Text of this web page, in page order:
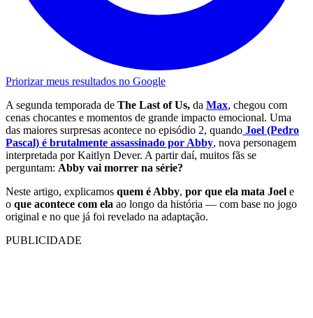
Priorizar meus resultados no Google
A segunda temporada de The Last of Us, da Max, chegou com
cenas chocantes e momentos de grande impacto emocional. Uma
das maiores surpresas acontece no episódio 2, quando Joel (Pedro
Pascal) é brutalmente assassinado por Abby, nova personagem
interpretada por Kaitlyn Dever. A partir daí, muitos fãs se
perguntam: Abby vai morrer na série?
Neste artigo, explicamos quem é Abby, por que ela mata Joel e
o que acontece com ela ao longo da história — com base no jogo
original e no que já foi revelado na adaptação.
PUBLICIDADE